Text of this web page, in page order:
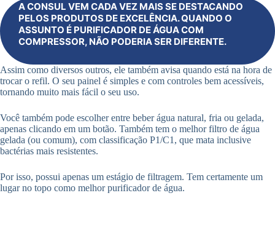
A CONSUL VEM CADA VEZ MAIS SE DESTACANDO
PELOS PRODUTOS DE EXCELÊNCIA. QUANDO O
ASSUNTO É PURIFICADOR DE ÁGUA COM
COMPRESSOR, NÃO PODERIA SER DIFERENTE.
Assim como diversos outros, ele também avisa quando está na hora de
trocar o refil. O seu painel é simples e com controles bem acessíveis,
tornando muito mais fácil o seu uso.
Você também pode escolher entre beber água natural, fria ou gelada,
apenas clicando em um botão. Também tem o melhor filtro de água
gelada (ou comum), com classificação P1/C1, que mata inclusive
bactérias mais resistentes.
Por isso, possui apenas um estágio de filtragem. Tem certamente um
lugar no topo como melhor purificador de água.